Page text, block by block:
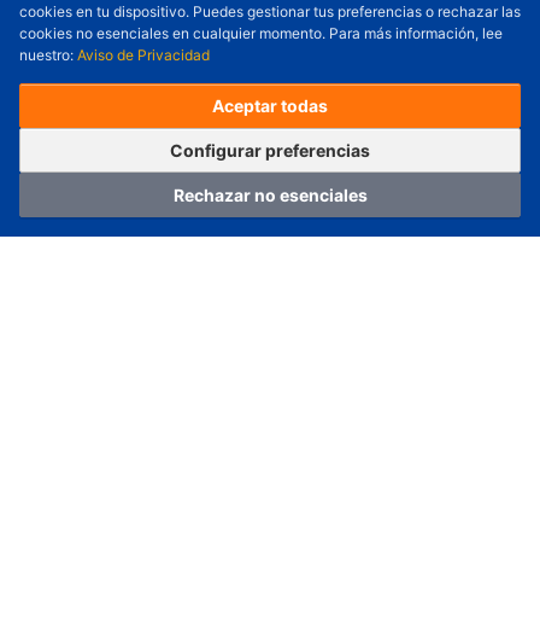
cookies en tu dispositivo. Puedes gestionar tus preferencias o rechazar las
cookies no esenciales en cualquier momento. Para más información, lee
nuestro: Aviso de Privacidad
Aceptar todas
Configurar preferencias
Rechazar no esenciales
Revisar precio y fecha de envío
Precio unitario (USD) :---
(con IVA (USD)) :--- (con IVA (USD)) :---
---
Pedir ahora
Agregar al carrito